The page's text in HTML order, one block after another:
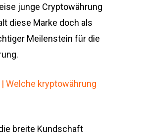
junge Cryptowährung
diese Marke doch als
Meilenstein für die
Welche kryptowährung
breite Kundschaft